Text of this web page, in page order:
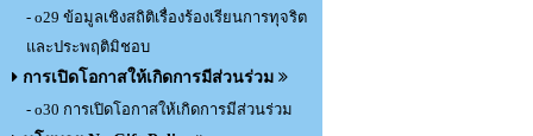
- o29 ข้อมูลเชิงสถิติเรื่องร้องเรียนการทุจริต
และประพฤติมิชอบ
การเปิดโอกาสให้เกิดการมีส่วนร่วม
- o30 การเปิดโอกาสให้เกิดการมีส่วนร่วม